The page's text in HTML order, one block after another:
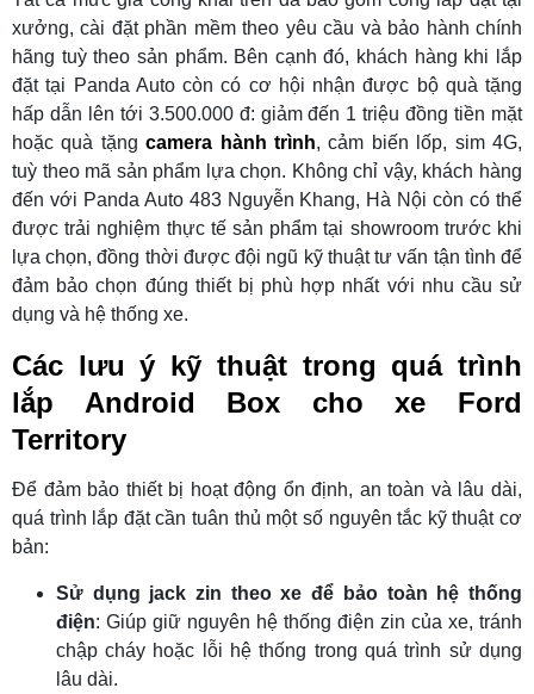
xưởng, cài đặt phần mềm theo yêu cầu và bảo hành chính
hãng tuỳ theo sản phẩm. Bên cạnh đó, khách hàng khi lắp
đặt tại Panda Auto còn có cơ hội nhận được bộ quà tặng
hấp dẫn lên tới 3.500.000 đ: giảm đến 1 triệu đồng tiền mặt
hoặc quà tặngcamera hành trình, cảm biến lốp, sim 4G,
tuỳ theo mã sản phẩm lựa chọn. Không chỉ vậy, khách hàng
đến với Panda Auto 483 Nguyễn Khang, Hà Nội còn có thể
được trải nghiệm thực tế sản phẩm tại showroom trước khi
lựa chọn, đồng thời được đội ngũ kỹ thuật tư vấn tận tình để
đảm bảo chọn đúng thiết bị phù hợp nhất với nhu cầu sử
dụng và hệ thống xe.
Các lưu ý kỹ thuật trong quá trình
lắp Android Box cho xe Ford
Territory
Để đảm bảo thiết bị hoạt động ổn định, an toàn và lâu dài,
quá trình lắp đặt cần tuân thủ một số nguyên tắc kỹ thuật cơ
bản:
Sử dụng jack zin theo xe để bảo toàn hệ thống
điện: Giúp giữ nguyên hệ thống điện zin của xe, tránh
chập cháy hoặc lỗi hệ thống trong quá trình sử dụng
lâu dài.